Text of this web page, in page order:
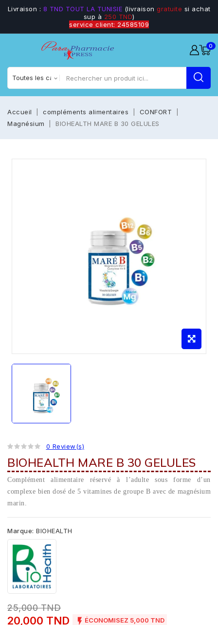
Livraison : 8 TND TOUT LA TUNISIE (livraison gratuite si achat
sup à 250 TND)
service client: 24585109
0
Accueil compléments alimentaires
CONFORT
Magnésium
BIOHEALTH MARE B 30 GELULES
0 Review(s)
BIOHEALTH MARE B 30 GELULES
Complément alimentaire réservé à l’adulte sous forme d’un
complexe bien dosé de 5 vitamines de groupe B avec de magnésium
marin.
Marque: BIOHEALTH
25,000 TND
20,000 TND  ÉCONOMISEZ 5,000 TND